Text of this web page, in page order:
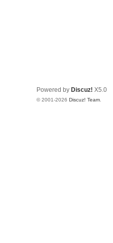
Powered by Discuz! X5.0
© 2001-2026 Discuz! Team